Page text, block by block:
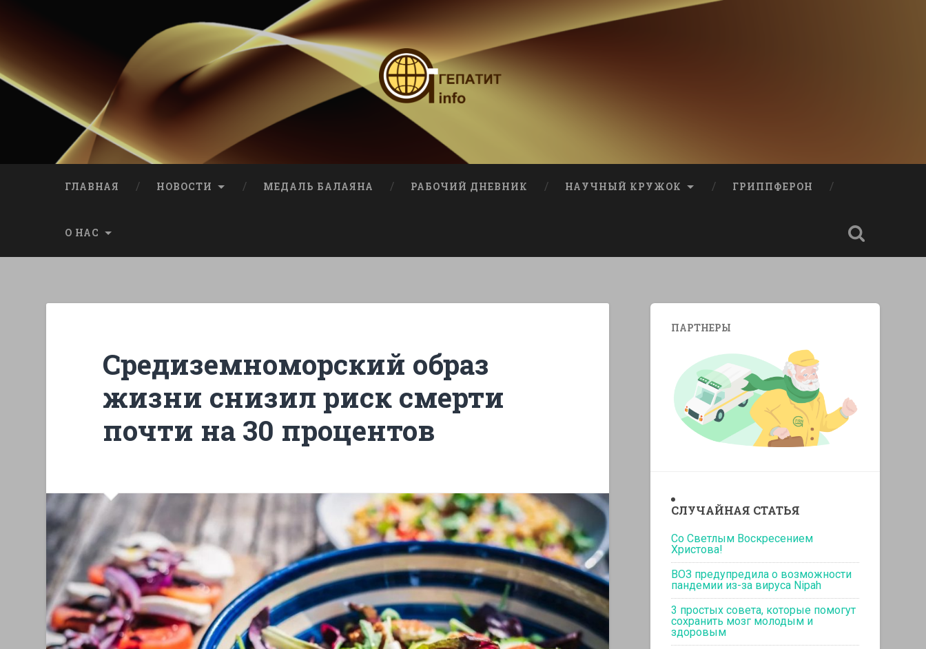
ГЛАВНАЯ НОВОСТИ МЕДАЛЬ БАЛАЯНА РАБОЧИЙ ДНЕВНИК НАУЧНЫЙ КРУЖОК ГРИППФЕРОН
О НАС
Средиземноморский образ
жизни снизил риск смерти
почти на 30 процентов
ПАРТНЕРЫ
СЛУЧАЙНАЯ СТАТЬЯ
Со Светлым Воскресением
Христова!
ВОЗ предупредила о возможности
пандемии из-за вируса Nipah
3 простых совета, которые помогут
сохранить мозг молодым и
здоровым